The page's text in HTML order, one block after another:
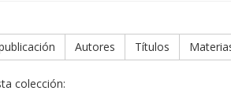
Autores Títulos
colección: